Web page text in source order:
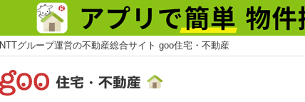
NTTグループ運営の不動産総合サイト goo住宅・不動産